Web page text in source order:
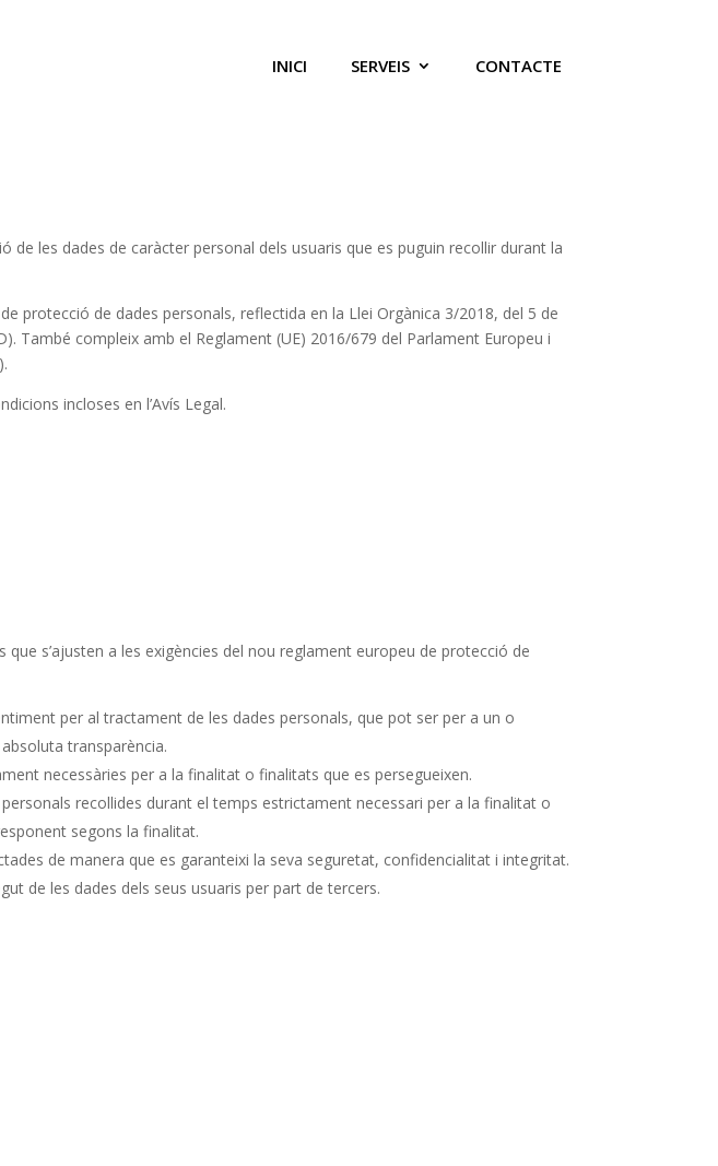
INICI SERVEIS CONTACTE
les dades de caràcter personal dels usuaris que es puguin recollir durant la
protecció de dades personals, reflectida en la Llei Orgànica 3/2018, del 5 de
També compleix amb el Reglament (UE) 2016/679 del Parlament Europeu i
incloses en l’Avís Legal.
s’ajusten a les exigències del nou reglament europeu de protecció de
per al tractament de les dades personals, que pot ser per a un o
transparència.
necessàries per a la finalitat o finalitats que es persegueixen.
recollides durant el temps estrictament necessari per a la finalitat o
segons la finalitat.
de manera que es garanteixi la seva seguretat, confidencialitat i integritat.
de les dades dels seus usuaris per part de tercers.